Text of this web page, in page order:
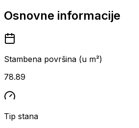
Osnovne informacije
Stambena površina (u m²)
78.89
Tip stana